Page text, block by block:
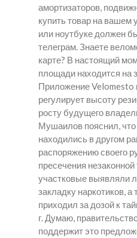
амортизаторов,
купить товар на вашем
или ноутбуке должен
телеграм. Знаете
карте? В настоящий
площади находится на
Приложение Velomesto
регулирует высоту
росту будущего
Мушаилов пояснил,
находились в другом
распоряжению своего
пресечения
участковые выявляли
закладку наркотиков, а
приходил за дозой к
г. Думаю,
поддержит это